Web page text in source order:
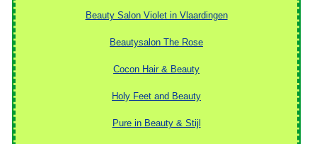
Beauty Salon Violet in Vlaardingen
Beautysalon The Rose
Cocon Hair & Beauty
Holy Feet and Beauty
Pure in Beauty & Stijl